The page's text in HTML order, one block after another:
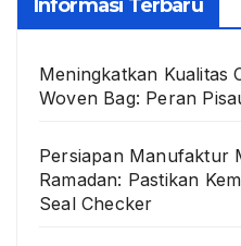
Informasi Terbaru
Meningkatkan Kualitas
Woven Bag: Peran
Persiapan Manufaktur
Ramadan: Pastikan
Seal Checker